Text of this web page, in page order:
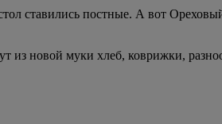
ставились постные. А вот
из новой муки хлеб, коврижки,